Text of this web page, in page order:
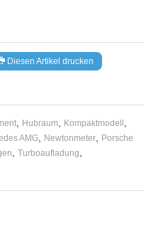
Diesen Artikel drucken
, Hubraum, Kompaktmodell ,
AMG, Newtonmeter, Porsche
, Turboaufladung,